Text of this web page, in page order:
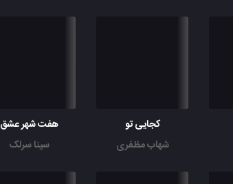
کجایی تو
شهاب مظفری
هفت شهر عشق
سینا سرلک